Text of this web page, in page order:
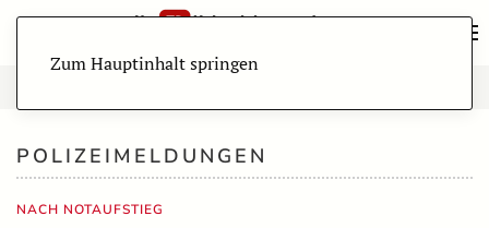
Zum Hauptinhalt springen
POLIZEIMELDUNGEN
NACH NOTAUFSTIEG